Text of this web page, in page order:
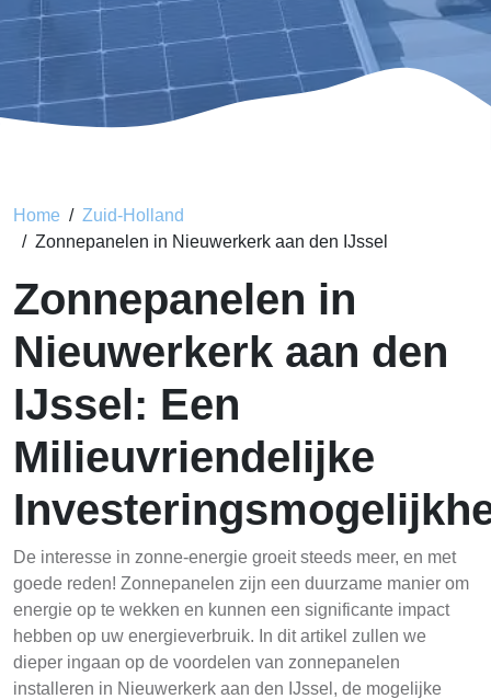
Home
Zuid-Holland
Zonnepanelen in Nieuwerkerk aan den IJssel
Zonnepanelen in
Nieuwerkerk aan den
IJssel: Een
Milieuvriendelijke
De interesse in zonne-energie groeit steeds meer, en met
goede reden! Zonnepanelen zijn een duurzame manier om
energie op te wekken en kunnen een significante impact
hebben op uw energieverbruik. In dit artikel zullen we
dieper ingaan op de voordelen van zonnepanelen
installeren in Nieuwerkerk aan den IJssel, de mogelijke